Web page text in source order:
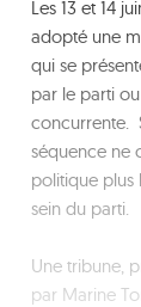
Les 13 et 14
adopté une
qui se
par le parti
concurrente.
séquence ne
politique plus
sein du parti.
Une tribune,
par Marine